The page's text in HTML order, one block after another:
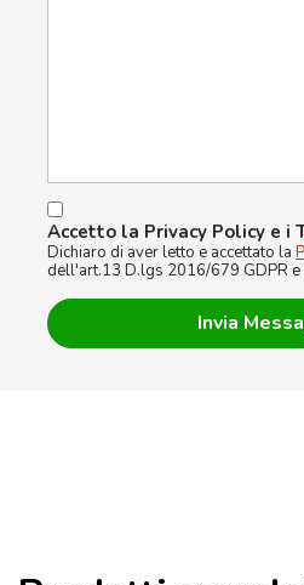
Accetto la Privacy Policy e i
Dichiaro di aver letto e accettato la
dell'art.13 D.lgs 2016/679 GDPR